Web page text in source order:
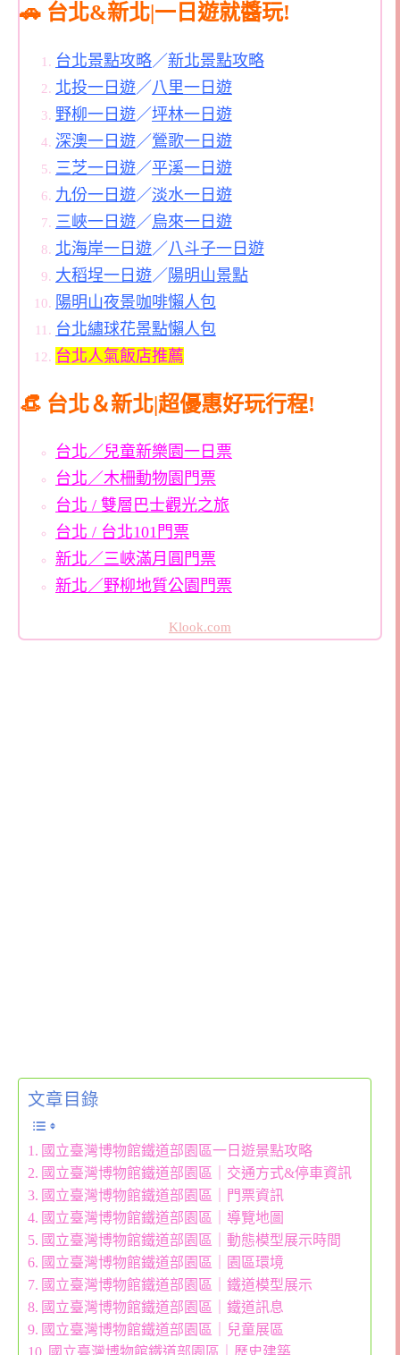
🚗 台北&新北|一日遊就醬玩!
台北景點攻略／新北景點攻略
北投一日遊／八里一日遊
野柳一日遊／坪林一日遊
深澳一日遊／鶯歌一日遊
三芝一日遊／平溪一日遊
九份一日遊／淡水一日遊
三峽一日遊／烏來一日遊
北海岸一日遊／八斗子一日遊
大稻埕一日遊／ 陽明山景點
陽明山夜景咖啡懶人包
台北繡球花景點懶人包
台北人氣飯店推薦
👒 台北＆新北|超優惠好玩行程!
台北／兒童新樂園一日票
台北／木柵動物園門票
台北 / 雙層巴士觀光之旅
台北 / 台北101門票
新北／三峽滿月圓門票
新北／野柳地質公園門票
Klook.com
文章目錄
國立臺灣博物館鐵道部園區一日遊景點攻略
國立臺灣博物館鐵道部園區｜交通方式&停車資訊
國立臺灣博物館鐵道部園區｜門票資訊
國立臺灣博物館鐵道部園區｜導覽地圖
國立臺灣博物館鐵道部園區｜動態模型展示時間
國立臺灣博物館鐵道部園區｜園區環境
國立臺灣博物館鐵道部園區｜鐵道模型展示
國立臺灣博物館鐵道部園區｜鐵道訊息
國立臺灣博物館鐵道部園區｜兒童展區
國立臺灣博物館鐵道部園區｜歷史建築